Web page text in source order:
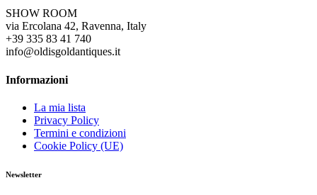
SHOW ROOM
via Ercolana 42, Ravenna, Italy
+39 335 83 41 740
info@oldisgoldantiques.it
Informazioni
La mia lista
Privacy Policy
Termini e condizioni
Cookie Policy (UE)
Newsletter